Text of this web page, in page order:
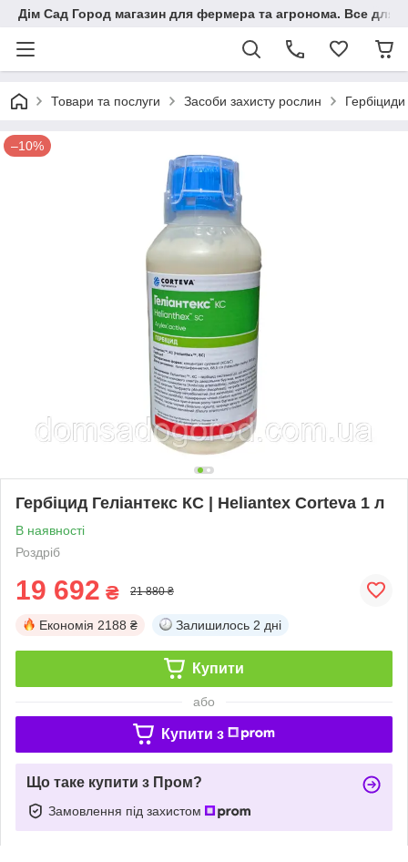
Дім Сад Город магазин для фермера та агронома. Все для
Товари та послуги Засоби захисту рослин Гербіциди
–10%
Гербіцид Геліантекс КС | Heliantex Corteva 1 л
В наявності
Роздріб
19 692 ₴ 21 880 ₴
Економія 2188 ₴ Залишилось 2 дні
Купити
або
Купити з
Що таке купити з Пром?
Замовлення під захистом